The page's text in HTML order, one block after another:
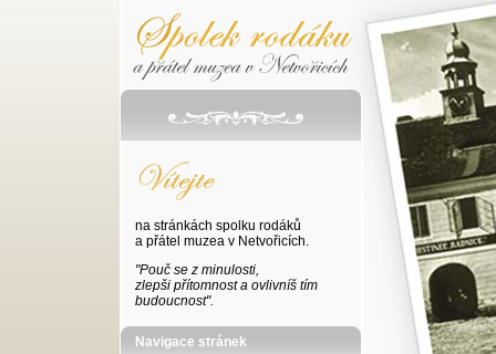
na stránkách spolku rodáků
a přátel muzea v Netvořicích.
"Pouč se z minulosti,
zlepši přítomnost a ovlivníš tím
budoucnost".
Navigace stránek